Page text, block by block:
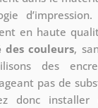
en haute
couleurs,
des
pas de
donc installer